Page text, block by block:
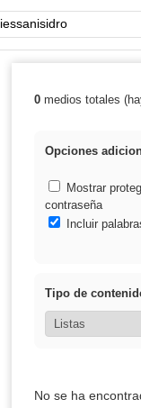
Palabra o frase:
Resultados
0medios totales
Opciones
Mostrar
contraseña
Incluir
Tipo de
No se ha